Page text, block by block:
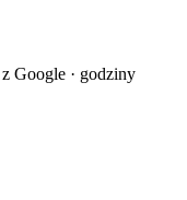
Google · godziny